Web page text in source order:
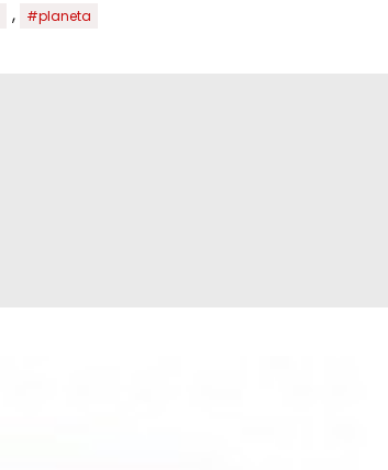
, #planeta